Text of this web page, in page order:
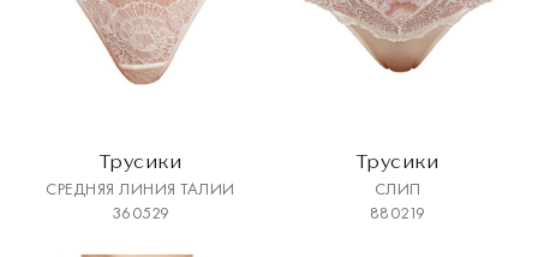
Трусики
СРЕДНЯЯ ЛИНИЯ ТАЛИИ
360529
Трусики
СЛИП
880219